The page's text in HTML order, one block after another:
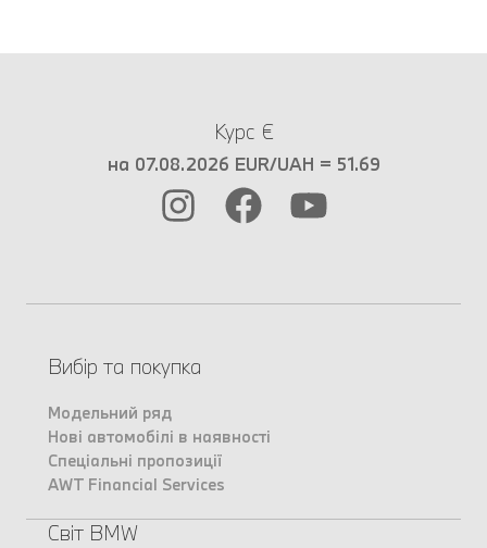
Курс €
на 07.08.2026 EUR/UAH = 51.69
Вибір та покупка
Модельний ряд
Нові автомобілі в наявності
Спеціальні пропозиції
AWT Financial Services
Світ BMW